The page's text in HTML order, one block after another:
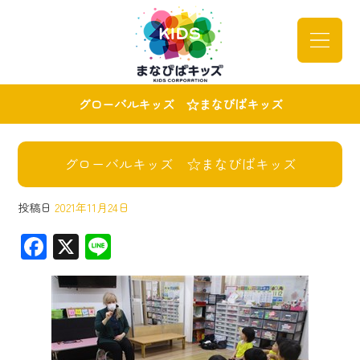
グローバルキッズ ☆まなびばキッズ
グローバルキッズ ☆まなびばキッズ
投稿日 2021年11月24日
F
ac
e
b
o
X
ne